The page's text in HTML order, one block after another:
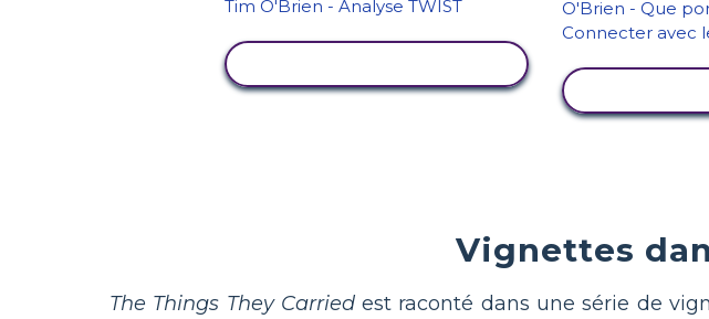
Vignettes
The Things They Carriedest raconté dans une série de